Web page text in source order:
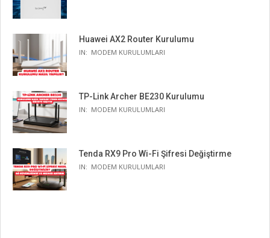
Huawei AX2 Router Kurulumu
IN: MODEM KURULUMLARI
TP-Link Archer BE230 Kurulumu
IN: MODEM KURULUMLARI
Tenda RX9 Pro Wi-Fi Şifresi Değiştirme
IN: MODEM KURULUMLARI